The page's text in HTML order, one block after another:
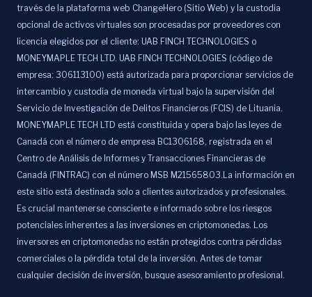
través de la plataforma web ChangeHero (Sitio Web) y la custodia
opcional de activos virtuales son procesadas por proveedores con
licencia elegidos por el cliente: UAB FINCH TECHNOLOGIES o
MONEYMAPLE TECH LTD. UAB FINCH TECHNOLOGIES (código de
empresa: 306113100) está autorizada para proporcionar servicios de
intercambio y custodia de moneda virtual bajo la supervisión del
Servicio de Investigación de Delitos Financieros (FCIS) de Lituania.
MONEYMAPLE TECH LTD está constituida y opera bajo las leyes de
Canadá con el número de empresa BC1306168, registrada en el
Centro de Análisis de Informes y Transacciones Financieras de
Canadá (FINTRAC) con el número MSB M21565803.La información en
este sitio está destinada solo a clientes autorizados y profesionales.
Es crucial mantenerse consciente e informado sobre los riesgos
potenciales inherentes a las inversiones en criptomonedas. Los
inversores en criptomonedas no están protegidos contra pérdidas
comerciales o la pérdida total de la inversión. Antes de tomar
cualquier decisión de inversión, busque asesoramiento profesional.